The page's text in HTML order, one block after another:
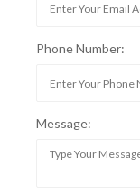
Phone Number:
Message: